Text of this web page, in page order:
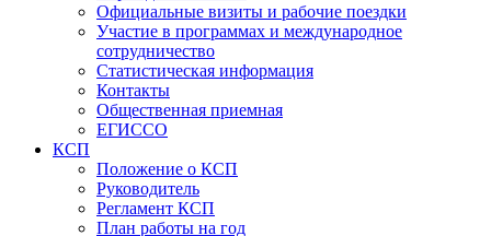
Официальные визиты и рабочие поездки
Участие в программах и международное
сотрудничество
Статистическая информация
Контакты
Общественная приемная
ЕГИССО
КСП
Положение о КСП
Руководитель
Регламент КСП
План работы на год